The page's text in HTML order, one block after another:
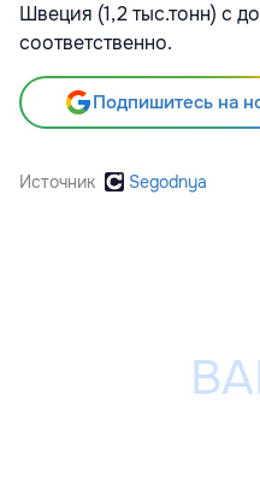
Швеция (1,2 тыс.тонн) с
соответственно.
Подпишитесь на
Источник Segodnya